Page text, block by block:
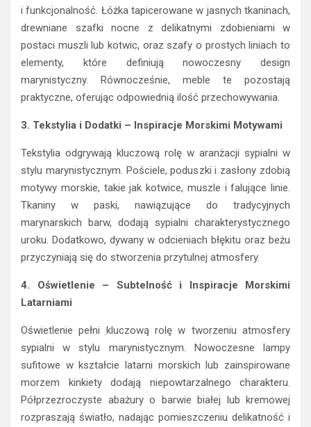
i funkcjonalność. Łóżka tapicerowane w jasnych tkaninach,
drewniane szafki nocne z delikatnymi zdobieniami w
postaci muszli lub kotwic, oraz szafy o prostych liniach to
elementy, które definiują nowoczesny design
marynistyczny. Równocześnie, meble te pozostają
praktyczne, oferując odpowiednią ilość przechowywania.
3. Tekstylia i Dodatki – Inspiracje Morskimi Motywami
Tekstylia odgrywają kluczową rolę w aranżacji sypialni w
stylu marynistycznym. Pościele, poduszki i zasłony zdobią
motywy morskie, takie jak kotwice, muszle i falujące linie.
Tkaniny w paski, nawiązujące do tradycyjnych
marynarskich barw, dodają sypialni charakterystycznego
uroku. Dodatkowo, dywany w odcieniach błękitu oraz beżu
przyczyniają się do stworzenia przytulnej atmosfery.
4. Oświetlenie – Subtelność i Inspiracje Morskimi
Latarniami
Oświetlenie pełni kluczową rolę w tworzeniu atmosfery
sypialni w stylu marynistycznym. Nowoczesne lampy
sufitowe w kształcie latarni morskich lub zainspirowane
morzem kinkiety dodają niepowtarzalnego charakteru.
Półprzezroczyste abażury o barwie białej lub kremowej
rozpraszają światło, nadając pomieszczeniu delikatność i